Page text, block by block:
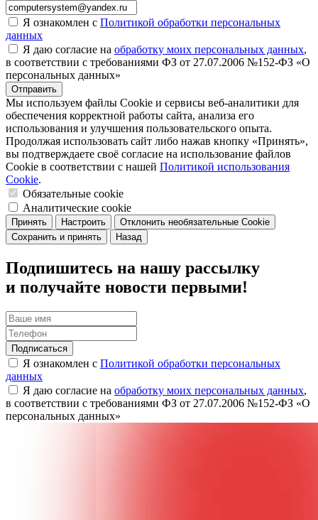
Я ознакомлен с Политикой обработки персональных
данных
Я даю согласие на обработку моих персональных данных,
в соответствии с требованиями ФЗ от 27.07.2006 №152-ФЗ «О
персональных данных»
Отправить
Мы используем файлы Cookie и сервисы веб-аналитики для
обеспечения корректной работы сайта, анализа его
использования и улучшения пользовательского опыта.
Продолжая использовать сайт либо нажав кнопку «Принять»,
вы подтверждаете своё согласие на использование файлов
Cookie в соответствии с нашей Политикой использования
Cookie.
Обязательные cookie
Аналитические cookie
Принять Настроить
Отклонить необязательные Cookie
Сохранить и принять
Назад
Подпишитесь на нашу рассылку
и получайте новости первыми!
Подписаться
Я ознакомлен с Политикой обработки персональных
данных
Я даю согласие на обработку моих персональных данных,
в соответствии с требованиями ФЗ от 27.07.2006 №152-ФЗ «О
персональных данных»